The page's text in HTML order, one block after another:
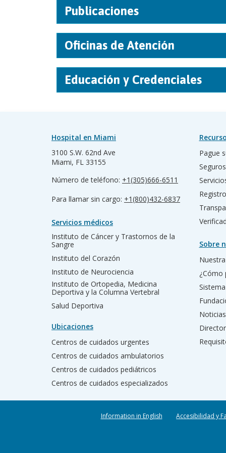
Publicaciones
Oficinas de Atención
Educación y Credenciales
Hospital en Miami
3100 S.W. 62nd Ave
Miami, FL 33155
Número de teléfono: +1(305)666-6511
Para llamar sin cargo: +1(800)432-6837
Servicios médicos
Instituto de Cáncer y Trastornos de la
Sangre
Instituto del Corazón
Instituto de Neurociencia
Instituto de Ortopedia, Medicina
Deportiva y la Columna Vertebral
Salud Deportiva
Ubicaciones
Centros de cuidados urgentes
Centros de cuidados ambulatorios
Centros de cuidados pediátricos
Centros de cuidados especializados
Pague
Sobre
¿Cómo
Information in English Accesibilidad y